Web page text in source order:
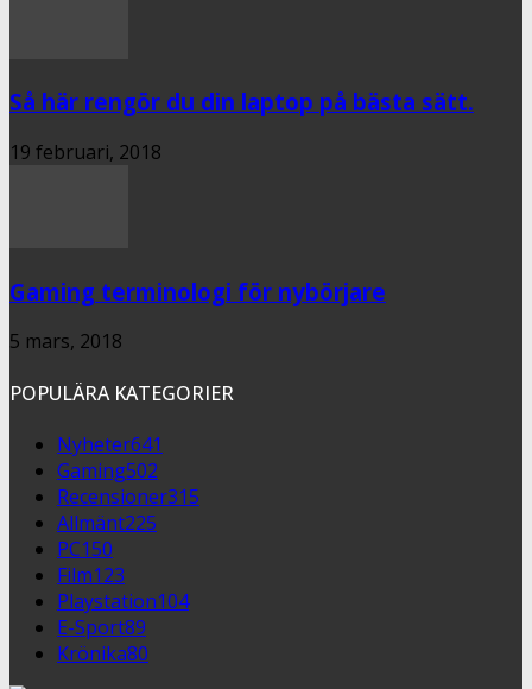
Så här rengör du din laptop på bästa sätt.
19 februari, 2018
Gaming terminologi för nybörjare
5 mars, 2018
POPULÄRA KATEGORIER
Nyheter641
Gaming502
Recensioner315
Allmänt225
PC150
Film123
Playstation104
E-Sport89
Krönika80